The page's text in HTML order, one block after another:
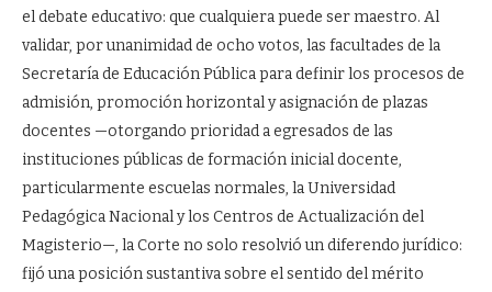
el debate educativo: que cualquiera puede ser maestro. Al
validar, por unanimidad de ocho votos, las facultades de la
Secretaría de Educación Pública para definir los procesos de
admisión, promoción horizontal y asignación de plazas
docentes —otorgando prioridad a egresados de las
instituciones públicas de formación inicial docente,
particularmente escuelas normales, la Universidad
Pedagógica Nacional y los Centros de Actualización del
Magisterio—, la Corte no solo resolvió un diferendo jurídico:
fijó una posición sustantiva sobre el sentido del mérito